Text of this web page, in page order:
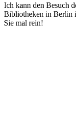
Ich kann den Besuch
Bibliotheken in Berlin
Sie mal rein!